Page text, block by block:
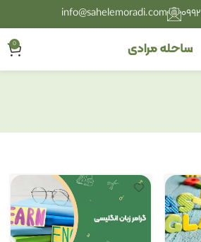
info@sahelemoradi.com
0